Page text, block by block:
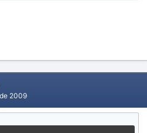
2009